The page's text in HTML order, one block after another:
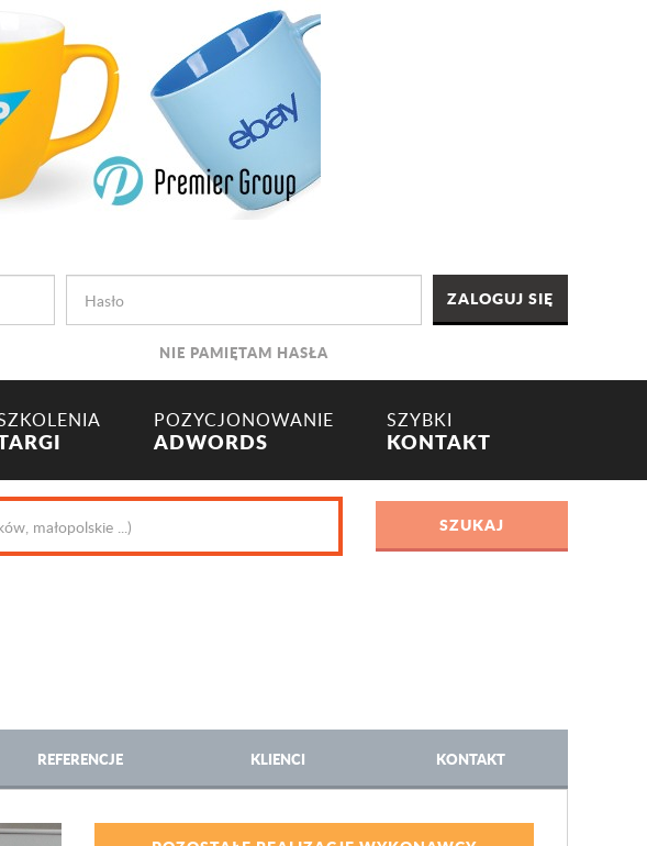
NIE PAMIĘTAM HASŁA
POZYCJONOWANIE
ADWORDS
SZYBKI
KONTAKT
REFERENCJE KLIENCI KONTAKT